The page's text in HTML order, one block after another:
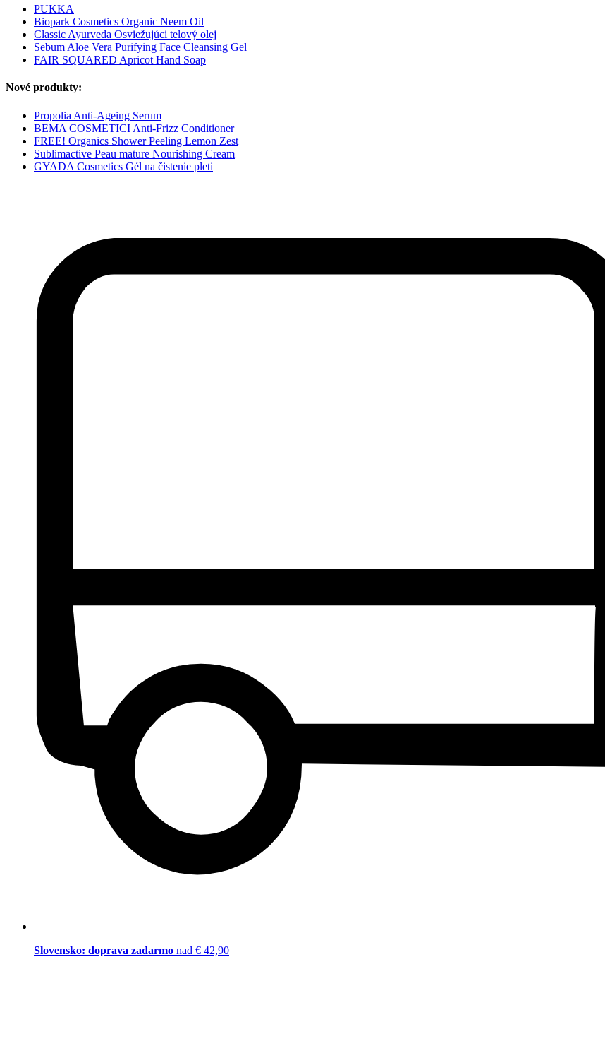
PUKKA
Biopark Cosmetics Organic Neem Oil
Classic Ayurveda Osviežujúci telový olej
Sebum Aloe Vera Purifying Face Cleansing Gel
FAIR SQUARED Apricot Hand Soap
Nové produkty:
Propolia Anti-Ageing Serum
BEMA COSMETICI Anti-Frizz Conditioner
FREE! Organics Shower Peeling Lemon Zest
Sublimactive Peau mature Nourishing Cream
GYADA Cosmetics Gél na čistenie pleti
Slovensko: doprava zadarmo nad € 42,90